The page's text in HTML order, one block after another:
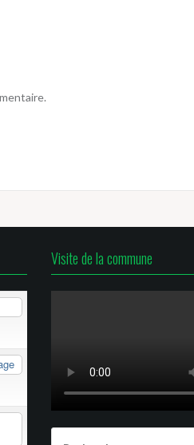
Visite de la commune